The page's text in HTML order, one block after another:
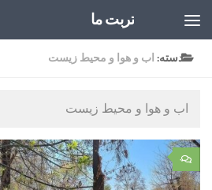
تربت ما
دسته: اب و هوا و محیط زیست
اب و هوا و محیط زیست
۰